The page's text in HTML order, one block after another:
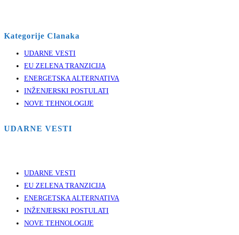
Kategorije Clanaka
UDARNE VESTI
EU ZELENA TRANZICIJA
ENERGETSKA ALTERNATIVA
INŽENJERSKI POSTULATI
NOVE TEHNOLOGIJE
UDARNE VESTI
UDARNE VESTI
EU ZELENA TRANZICIJA
ENERGETSKA ALTERNATIVA
INŽENJERSKI POSTULATI
NOVE TEHNOLOGIJE